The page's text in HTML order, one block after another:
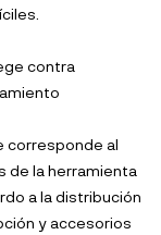
contra
corresponde al
de la herramienta
a la distribución
y accesorios